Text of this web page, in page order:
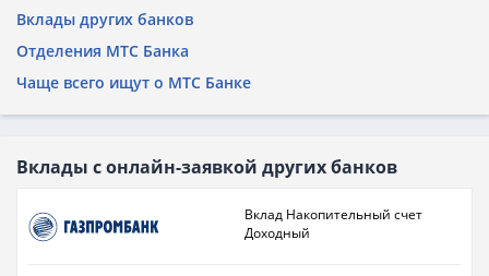
Вклады других банков
Отделения МТС Банка
Чаще всего ищут о МТС Банке
Вклады с онлайн-заявкой других банков
Вклад Накопительный счет
Доходный